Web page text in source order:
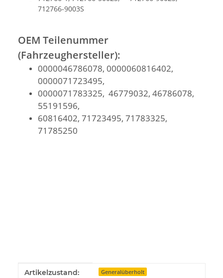
712766-9003S
OEM Teilenummer
(Fahrzeughersteller):
0000046786078, 0000060816402,
0000071723495,
0000071783325, 46779032, 46786078,
55191596,
60816402, 71723495, 71783325,
71785250
Produkteigenschaft
Wert
Artikelzustand: Generalüberholt